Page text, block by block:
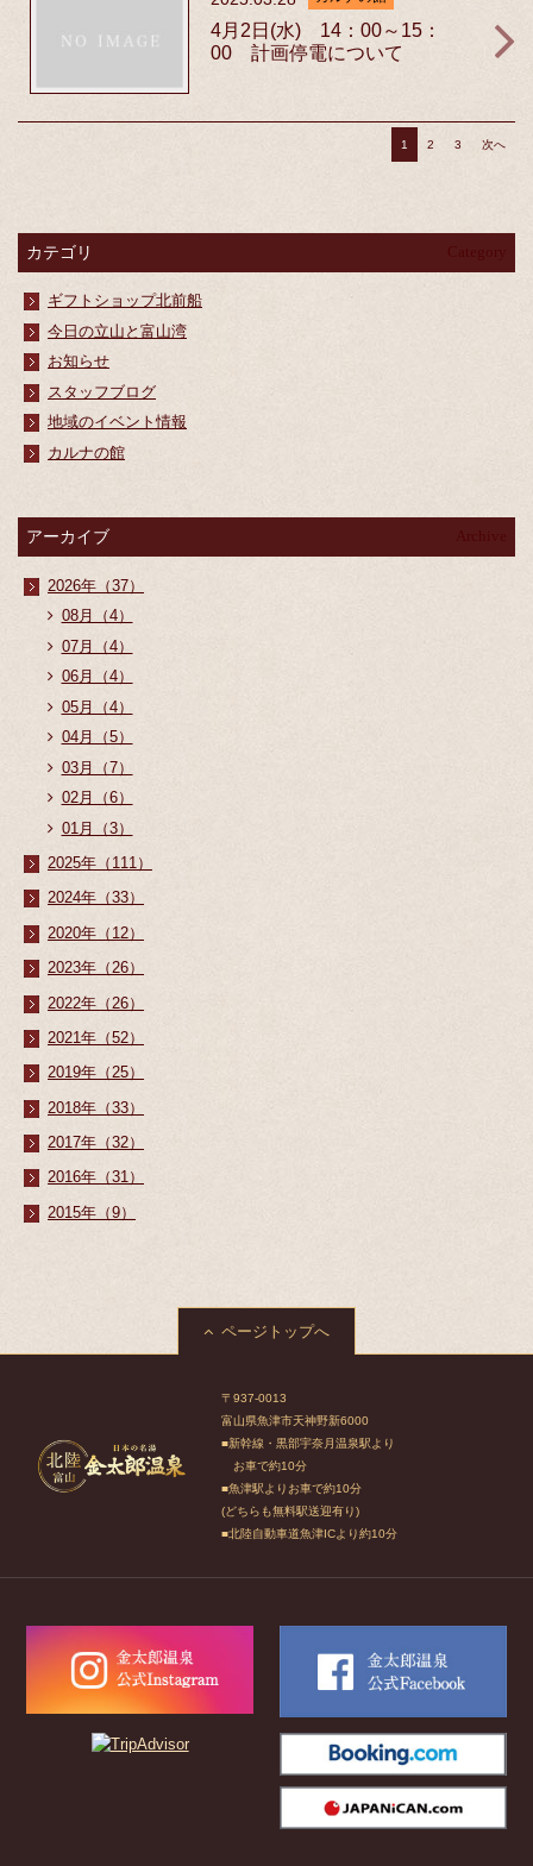
4月2日(水) 14：00～15：
00 計画停電について
1 2 3 次へ
カテゴリ
ギフトショップ北前船
今日の立山と富山湾
お知らせ
スタッフブログ
地域のイベント情報
カルナの館
アーカイブ
2026年（37）
08月（4）
07月（4）
06月（4）
05月（4）
04月（5）
03月（7）
02月（6）
01月（3）
2025年（111）
2024年（33）
2020年（12）
2023年（26）
2022年（26）
2021年（52）
2019年（25）
2018年（33）
2017年（32）
2016年（31）
2015年（9）
ページトップへ
〒937-0013
富山県魚津市天神野新6000
■新幹線・黒部宇奈月温泉駅より
お車で約10分
■魚津駅よりお車で約10分
(どちらも無料駅送迎有り)
■北陸自動車道魚津ICより約10分